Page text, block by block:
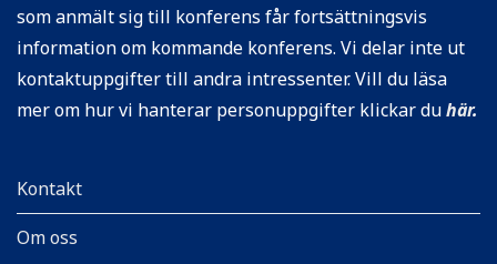
som anmält sig till konferens får fortsättningsvis
information om kommande konferens. Vi delar inte ut
kontaktuppgifter till andra intressenter. Vill du läsa
mer om hur vi hanterar personuppgifter klickar duhär.
Kontakt
Om oss